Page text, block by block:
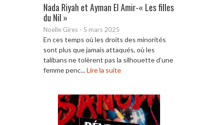
Nada Riyah et Ayman El Amir-« Les filles
du Nil »
Noëlle Gires - 5 mars 2025
En ces temps où les droits des minorités
sont plus que jamais attaqués, où les
talibans ne tolèrent pas la silhouette d’une
femme penc...Lire la suite